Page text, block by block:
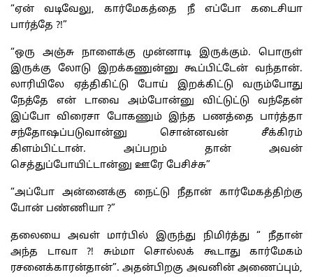
“ஏன் வடிவேலு, கார்மேகத்தை நீ எப்போ கடைசியா
பார்த்தே ?!”
“ஒரு அஞ்சு நாளைக்கு முன்னாடி இருக்கும். பொருள்
இருக்கு லோடு இறக்கணுன்னு கூப்பிட்டேன் வந்தான்.
லாரியிலே ஏத்திகிட்டு போய் இறக்கிட்டு வரும்போது
நேத்தே என் டாவை அம்போன்னு விட்டுட்டு வந்தேன்
இப்போ விரைசா போகணும் இந்த பணத்தை பார்த்தா
சந்தோஷப்படுவான்னு சொன்னவன் சீக்கிரம்
கிளம்பிட்டான். அப்பறம் தான் அவன்
செத்துப்போயிட்டான்னு ஊரே பேசிச்சு”
“அப்போ அன்னைக்கு நைட்டு நீதான் கார்மேகத்திற்கு
போன் பண்ணியா ?”
தலையை அவள் மார்பில் இருந்து நிமிர்த்து “ நீதான்
அந்த டாவா ?! சும்மா சொல்லக் கூடாது கார்மேகம்
ரசனைக்காரன்தான்”. அதன்பிறகு அவனின் அணைப்பும்,